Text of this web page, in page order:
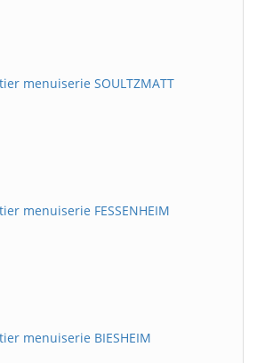
menuiserie SOULTZMATT
menuiserie FESSENHEIM
menuiserie BIESHEIM